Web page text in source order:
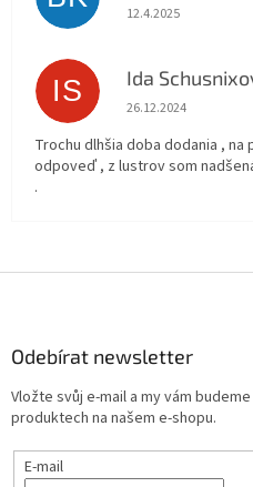
Hodnocení
12.4.2025
IS Ida
Hodnocení
26.12.2024
Trochu dlhšia doba dodania ,
odpoveď , z lustrov som
.
Odebírat newsletter
Vložte svůj e-mail a my vám
produktech na našem e-shopu.
E-mail